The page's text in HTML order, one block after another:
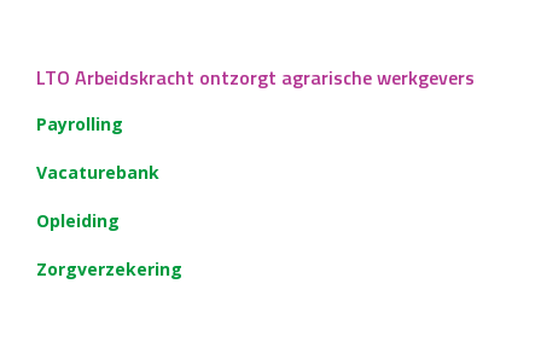
LTO Arbeidskracht ontzorgt agrarische werkgevers
Payrolling
Vacaturebank
Opleiding
Zorgverzekering